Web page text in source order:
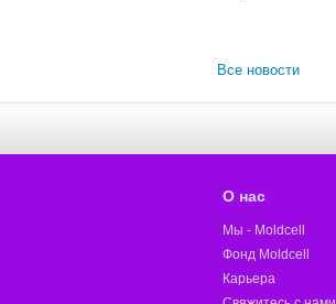
Все новости
О нас
Мы - Moldcell
Фонд Moldcell
Карьера